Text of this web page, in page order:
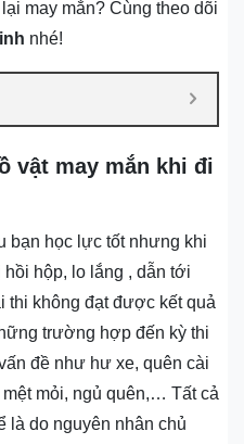
may mắn? Cùng theo dõi
nhé!
vật may mắn khi đi
bạn học lực tốt nhưng khi
hộp, lo lắng , dẫn tới
thi không đạt được kết quả
trường hợp đến kỳ thi
đề như hư xe, quên cài
mỏi, ngủ quên,… Tất cả
là do nguyên nhân chủ